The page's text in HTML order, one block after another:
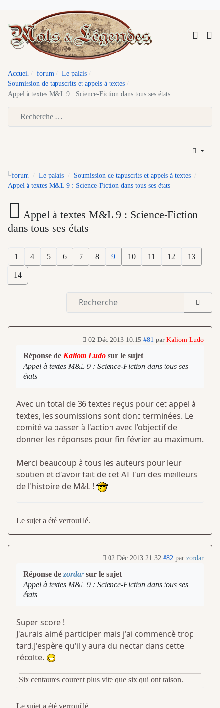
Accueil forum
Le palais
Soumission de tapuscrits et appels à textes
Appel à textes M&L 9 : Science-Fiction dans tous ses états
forum Le palais
Soumission de tapuscrits et appels à textes
Appel à textes M&L 9 : Science-Fiction dans tous ses états
Appel à textes M&L 9 : Science-Fiction
dans tous ses états
1 4 5 6 7 8 9 10 11 12 13
14
02 Déc 2013 10:15 #81 par Kaliom Ludo
Réponse de Kaliom Ludo sur le sujet
Appel à textes M&L 9 : Science-Fiction dans tous ses
états
Avec un total de 36 textes reçus pour cet appel à
textes, les soumissions sont donc terminées. Le
comité va passer à l'action avec l'objectif de
donner les réponses pour fin février au maximum.
Merci beaucoup à tous les auteurs pour leur
soutien et d'avoir fait de cet AT l'un des meilleurs
de l'histoire de M&L !
Le sujet a été verrouillé.
02 Déc 2013 21:32 #82 par zordar
Réponse de zordarsur le sujet
Appel à textes M&L 9 : Science-Fiction dans tous ses
états
Super score !
J'aurais aimé participer mais j'ai commencè trop
tard.J'espère qu'il y aura du nectar dans cette
récolte.
Six centaures courent plus vite que six qui ont raison.
Le sujet a été verrouillé.